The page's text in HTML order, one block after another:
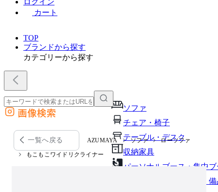
ログイン
カート
TOP
ブランドから探す
カテゴリーから探す
ソファ
チェア・椅子
テーブル・デスク
収納家具
パーソナルブース・集中
オフィスアクセサリー・
外部サイトの商品をカートに追加
他のサイトで見つけた商品ページのURLを貼り付けて、カートに追加できます
画像検索
一覧へ戻る AZUMAYA ソファ ローソファ
もこもこワイドリクライナー